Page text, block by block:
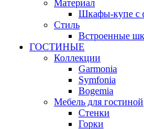
Материал
Шкафы-купе с
Стиль
Встроенные
ГОСТИНЫЕ
Коллекции
Garmonia
Symfonia
Bogemia
Мебель для гостиной
Стенки
Горки